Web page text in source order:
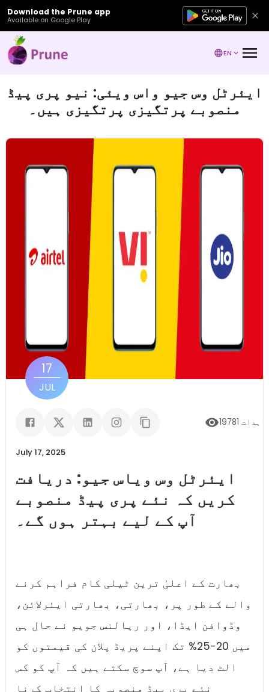
Download the Prune app
Available on Google Play
EN
ایئرٹل وس جیو واس ویئی: نیو پری پیڈ
منصوبے پرتگیزی پرتگیزی ہیں۔
17
JUL
19781
July 17, 2025
ایئرٹل وس ویاس جیو: دریافت
کریں کہ نئے پری پیڈ منصوبے
آپ کے لیے بہتر ہوں گے۔
بھارت کے اعلیٰ ترین ٹیلی کام فراہم کرنے
والے کے طور پر، بھارتی، بھارتی ایئرلائن،
وڈوافن ایڈا، اور ریالنس جویو نے حال ہی
میں 20-25% تک اپنے پریڈ پلان کی قیمتوں کو
الٹ دیا ہے، آپ سوچ سکتے ہیں کہ آپ کو کس
نئے پری پیڈ منصوبہ کا انتخاب کرنا